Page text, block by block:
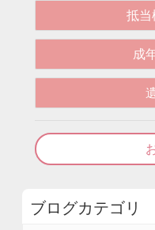
抵当
成
ブログカテゴリ